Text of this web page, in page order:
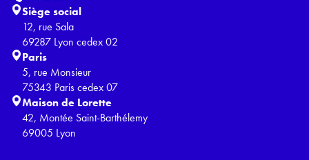
Siège social
12, rue Sala
69287 Lyon cedex 02
Paris
5, rue Monsieur
75343 Paris cedex 07
Maison de Lorette
42, Montée Saint-Barthélemy
69005 Lyon